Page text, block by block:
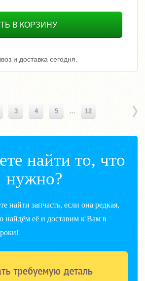
В КОРЗИНУ
и доставка сегодня.
3 4 5 ... 12
найти то, что
нужно?
найти запчасть, если она редкая,
найдём её и доставим к Вам в